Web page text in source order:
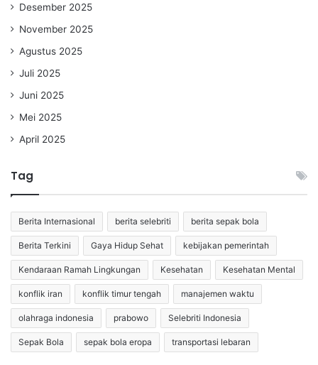
Desember 2025
November 2025
Agustus 2025
Juli 2025
Juni 2025
Mei 2025
April 2025
Tag
Berita Internasional berita selebriti berita sepak bola
Berita Terkini Gaya Hidup Sehat kebijakan pemerintah
Kendaraan Ramah Lingkungan Kesehatan Kesehatan Mental
konflik iran konflik timur tengah manajemen waktu
olahraga indonesia prabowo Selebriti Indonesia
Sepak Bola sepak bola eropa transportasi lebaran